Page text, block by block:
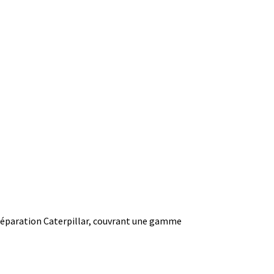
Caterpillar, couvrant une gamme